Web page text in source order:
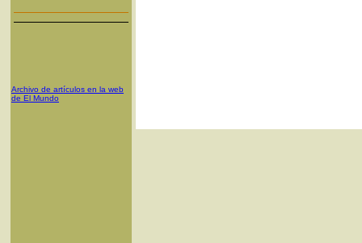
Archivo de artículos en la web
de El Mundo